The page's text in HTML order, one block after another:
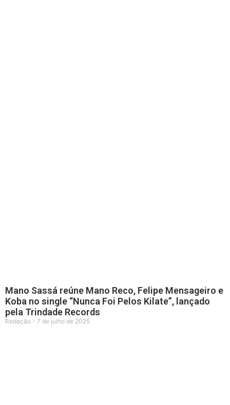
Mano Sassá reúne Mano Reco, Felipe Mensageiro e
Koba no single “Nunca Foi Pelos Kilate”, lançado
pela Trindade Records
Redação 7 de julho de 2025